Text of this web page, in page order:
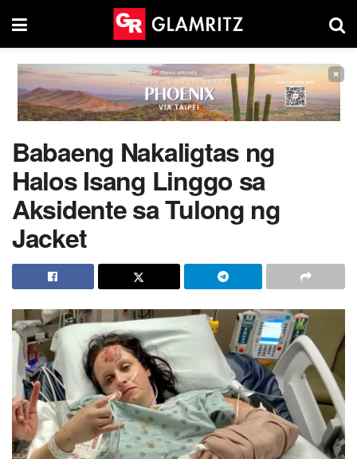
×
Babaeng Nakaligtas ng
Halos Isang Linggo sa
Aksidente sa Tulong ng
Jacket